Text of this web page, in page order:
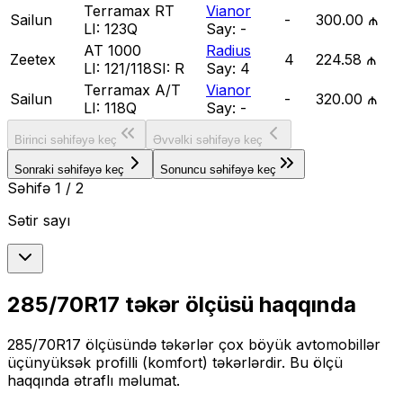
Sailun
Terramax RT
LI: 123Q
Vianor
Say: - - 300.00 ₼
Zeetex
AT 1000
LI: 121/118SI: R
Radius
Say: 4 4 224.58 ₼
Sailun
Terramax A/T
LI: 118Q
Vianor
Say: - - 320.00 ₼
Birinci səhifəyə keç Əvvəlki səhifəyə keç
Sonraki səhifəyə keç Sonuncu səhifəyə keç
Səhifə 1 / 2
Sətir sayı
285/70R17 təkər ölçüsü haqqında
285/70R17 ölçüsündə təkərlər çox böyük avtomobillər
üçünyüksək profilli (komfort) təkərlərdir. Bu ölçü
haqqında ətraflı məlumat.